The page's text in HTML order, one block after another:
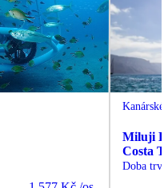
Miluji
Costa
Doba